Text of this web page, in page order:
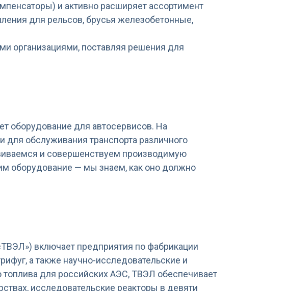
и активно расширяет ассортимент
для рельсов, брусья железобетонные,
организациями, поставляя решения для
оборудование для автосервисов. На
обслуживания транспорта различного
и совершенствуем производимую
оборудование — мы знаем, как оно должно
включает предприятия по фабрикации
а также научно-исследовательские и
для российских АЭС, ТВЭЛ обеспечивает
исследовательские реакторы в девяти